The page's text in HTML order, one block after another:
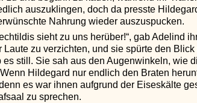
auszuklingen, doch da presste
Nahrung wieder auszuspucken.
sieht zu uns herüber!“, gab Adelind
Laute zu verzichten, und sie spürte den
es still. Sie sah aus den Augenwinkeln, wie
Hildegard nur endlich den Braten
es war ihnen aufgrund der Eiseskälte
zu sprechen.